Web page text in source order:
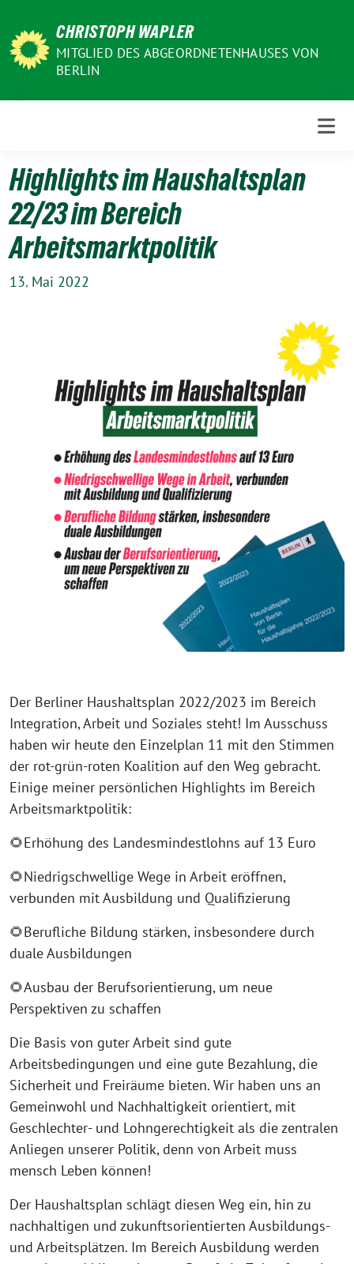
zum
Inhalt
CHRISTOPH WAPLER
MITGLIED DES ABGEORDNETENHAUSES VON
BERLIN
Highlights im Haushaltsplan
22/23 im Bereich
Arbeitsmarktpolitik
13. Mai 2022
Der Berliner Haushaltsplan 2022/2023 im Bereich
Integration, Arbeit und Soziales steht! Im Ausschuss
haben wir heute den Einzelplan 11 mit den Stimmen
der rot-grün-roten Koalition auf den Weg gebracht.
Einige meiner persönlichen Highlights im Bereich
Arbeitsmarktpolitik:
🌻Erhöhung des Landesmindestlohns auf 13 Euro
🌻Niedrigschwellige Wege in Arbeit eröffnen,
verbunden mit Ausbildung und Qualifizierung
🌻Berufliche Bildung stärken, insbesondere durch
duale Ausbildungen
🌻Ausbau der Berufsorientierung, um neue
Perspektiven zu schaffen
Die Basis von guter Arbeit sind gute
Arbeitsbedingungen und eine gute Bezahlung, die
Sicherheit und Freiräume bieten. Wir haben uns an
Gemeinwohl und Nachhaltigkeit orientiert, mit
Geschlechter- und Lohngerechtigkeit als die zentralen
Anliegen unserer Politik, denn von Arbeit muss
mensch Leben können!
Der Haushaltsplan schlägt diesen Weg ein, hin zu
nachhaltigen und zukunftsorientierten Ausbildungs-
und Arbeitsplätzen. Im Bereich Ausbildung werden